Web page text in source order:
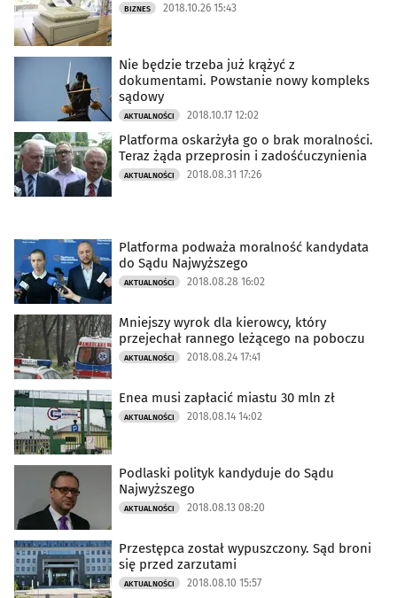
BIZNES 2018.10.26 15:43
Nie będzie trzeba już krążyć z
dokumentami. Powstanie nowy kompleks
sądowy
AKTUALNOŚCI 2018.10.17 12:02
Platforma oskarżyła go o brak moralności.
Teraz żąda przeprosin i zadośćuczynienia
AKTUALNOŚCI 2018.08.31 17:26
Platforma podważa moralność kandydata
do Sądu Najwyższego
AKTUALNOŚCI 2018.08.28 16:02
Mniejszy wyrok dla kierowcy, który
przejechał rannego leżącego na poboczu
AKTUALNOŚCI 2018.08.24 17:41
Enea musi zapłacić miastu 30 mln zł
AKTUALNOŚCI 2018.08.14 14:02
Podlaski polityk kandyduje do Sądu
Najwyższego
AKTUALNOŚCI 2018.08.13 08:20
Przestępca został wypuszczony. Sąd broni
się przed zarzutami
AKTUALNOŚCI 2018.08.10 15:57